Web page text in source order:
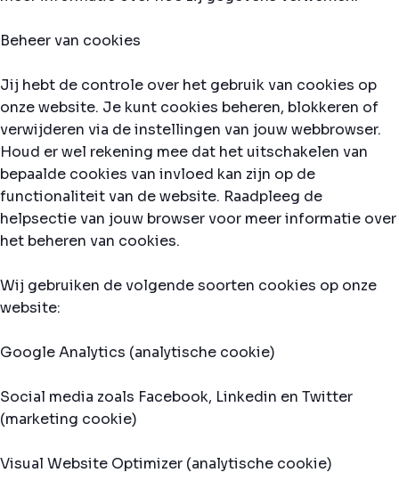
Beheer van cookies
Jij hebt de controle over het gebruik van cookies op
onze website. Je kunt cookies beheren, blokkeren of
verwijderen via de instellingen van jouw webbrowser.
Houd er wel rekening mee dat het uitschakelen van
bepaalde cookies van invloed kan zijn op de
functionaliteit van de website. Raadpleeg de
helpsectie van jouw browser voor meer informatie over
het beheren van cookies.
Wij gebruiken de volgende soorten cookies op onze
website:
Google Analytics (analytische cookie)
Social media zoals Facebook, Linkedin en Twitter
(marketing cookie)
Visual Website Optimizer (analytische cookie)